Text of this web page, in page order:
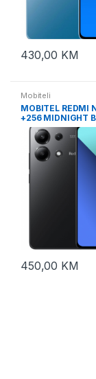
430,00 KM
Mobiteli
MOBITEL REDMI
+256 MIDNIGHT
450,00 KM